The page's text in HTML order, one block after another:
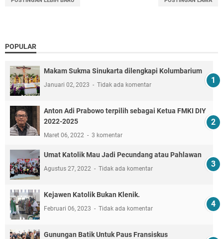
POPULAR
Makam Sukma Sinukarta dilengkapi Kolumbarium
Januari 02, 2023 Tidak ada komentar
Anton Adi Prabowo terpilih sebagai Ketua FMKI DIY
2022-2025
Maret 06, 2022 3 komentar
Umat Katolik Mau Jadi Pecundang atau Pahlawan
Agustus 27, 2022 Tidak ada komentar
Kejawen Katolik Bukan Klenik.
Februari 06, 2023 Tidak ada komentar
Gunungan Batik Untuk Paus Fransiskus